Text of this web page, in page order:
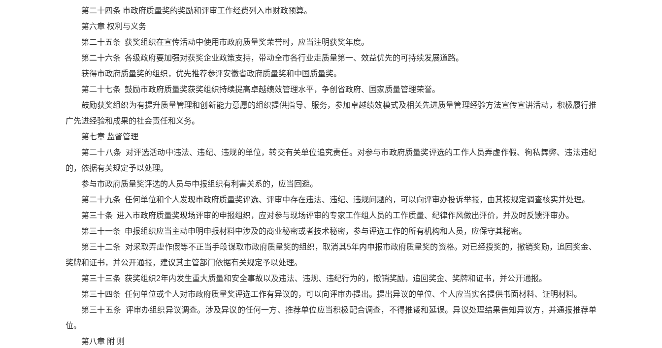
第二十四条 市政府质量奖的奖励和评审工作经费列入市财政预算。
第六章 权利与义务
第二十五条 获奖组织在宣传活动中使用市政府质量奖荣誉时，应当注明获奖年度。
第二十六条 各级政府要加强对获奖企业政策支持，带动全市各行业走质量第一、效益优先的可持续发展道路。
获得市政府质量奖的组织，优先推荐参评安徽省政府质量奖和中国质量奖。
第二十七条 鼓励市政府质量奖获奖组织持续提高卓越绩效管理水平，争创省政府、国家质量管理荣誉。
鼓励获奖组织为有提升质量管理和创新能力意愿的组织提供指导、服务，参加卓越绩效模式及相关先进质量管理经验方法宣传宣讲活动，积极履行推
广先进经验和成果的社会责任和义务。
第七章 监督管理
第二十八条 对评选活动中违法、违纪、违规的单位，转交有关单位追究责任。对参与市政府质量奖评选的工作人员弄虚作假、徇私舞弊、违法违纪
的，依据有关规定予以处理。
参与市政府质量奖评选的人员与申报组织有利害关系的，应当回避。
第二十九条 任何单位和个人发现市政府质量奖评选、评审中存在违法、违纪、违规问题的，可以向评审办投诉举报，由其按规定调查核实并处理。
第三十条 进入市政府质量奖现场评审的申报组织，应对参与现场评审的专家工作组人员的工作质量、纪律作风做出评价，并及时反馈评审办。
第三十一条 申报组织应当主动申明申报材料中涉及的商业秘密或者技术秘密，参与评选工作的所有机构和人员，应保守其秘密。
第三十二条 对采取弄虚作假等不正当手段谋取市政府质量奖的组织，取消其5年内申报市政府质量奖的资格。对已经授奖的，撤销奖励，追回奖金、
奖牌和证书，并公开通报，建议其主管部门依据有关规定予以处理。
第三十三条 获奖组织2年内发生重大质量和安全事故以及违法、违规、违纪行为的，撤销奖励，追回奖金、奖牌和证书，并公开通报。
第三十四条 任何单位或个人对市政府质量奖评选工作有异议的，可以向评审办提出。提出异议的单位、个人应当实名提供书面材料、证明材料。
第三十五条 评审办组织异议调查。涉及异议的任何一方、推荐单位应当积极配合调查，不得推诿和延误。异议处理结果告知异议方，并通报推荐单
位。
第八章 附 则